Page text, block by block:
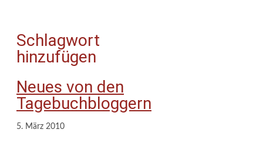
Schlagwort
hinzufügen
Neues von den
Tagebuchbloggern
5. März 2010